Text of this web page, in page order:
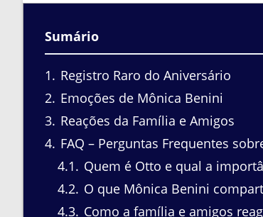
Sumário
1
Registro Raro do Aniversário
2 Emoções de Mônica Benini
3 Reações da Família e Amigos
4 FAQ – Perguntas Frequentes
4.1
Quem é Otto e qual a
4.2 O que Mônica Benini
4.3 Como a família e amigos